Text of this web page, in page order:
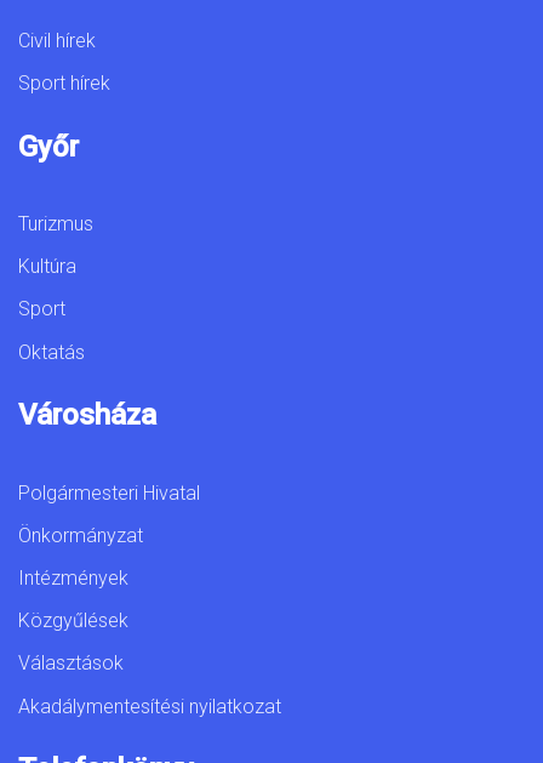
Civil hírek
Sport hírek
Győr
Turizmus
Kultúra
Sport
Oktatás
Városháza
Polgármesteri Hivatal
Önkormányzat
Intézmények
Közgyűlések
Választások
Akadálymentesítési nyilatkozat